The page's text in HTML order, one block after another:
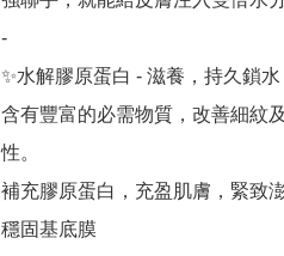
-
✨水解膠原蛋白 - 滋養，持久鎖水
含有豐富的必需物質，改善細紋
性。
補充膠原蛋白，充盈肌膚，緊致
穩固基底膜